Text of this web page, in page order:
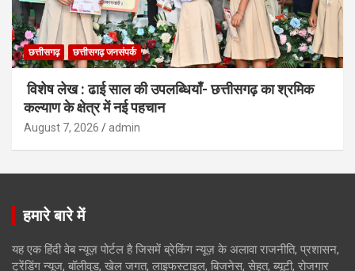
छत्तीसगढ़ छत्तीसगढ़ जनसंपर्क
विशेष लेख : ढाई साल की उपलब्धियाँ- छत्तीसगढ़ का श्रमिक
कल्याण के क्षेत्र में नई पहचान
August 7, 2026 admin
हमारे बारे में
यह एक हिंदी वेब न्यूज़ पोर्टल है जिसमें ब्रेकिंग न्यूज़ के अलावा राजनीति, प्रशासन,
ट्रेंडिंग न्यूज, बॉलीवुड, खेल जगत, लाइफस्टाइल, बिजनेस, सेहत, ब्यूटी, रोजगार